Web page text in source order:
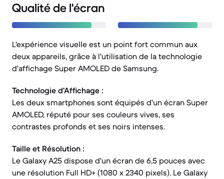
Qualité de l'écran
L'expérience visuelle est un point fort commun aux
deux appareils, grâce à l'utilisation de la technologie
d'affichage Super AMOLED de Samsung.
Technologie d'Affichage :
Les deux smartphones sont équipés d'un écran Super
AMOLED, réputé pour ses couleurs vives, ses
contrastes profonds et ses noirs intenses.
Taille et Résolution :
Le Galaxy A25 dispose d'un écran de 6,5 pouces avec
une résolution Full HD+ (1080 x 2340 pixels). Le Galaxy